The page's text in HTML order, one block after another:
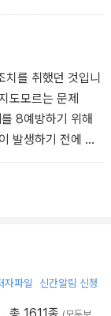
지 않도록 조심하
서 피해를 주어
확실히 주어야 합
치를 취했던 것입니
도모르는 문제
8예방하기 위해
발생하기 전에 최
하지만, 문제를 방
니다.
, 초기에 발견해
단은 쉽지만 치료
자파일 신간알림 신청